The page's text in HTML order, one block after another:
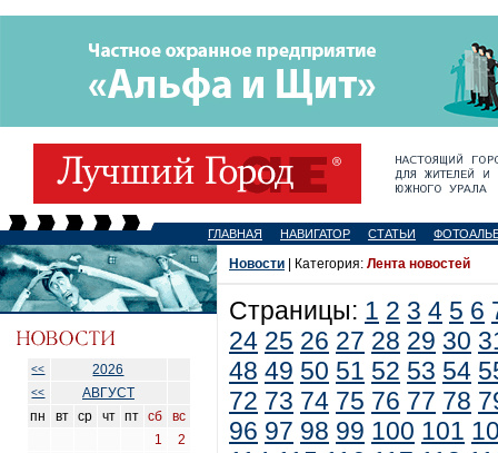
ГЛАВНАЯ НАВИГАТОР СТАТЬИ
<< 2026
<<
АВГУСТ
пн
вт ср чт пт сб
вс
1
2
Новости | Категория: Лента новостей
Страницы: 1 2 3 4 5 6
24 25 26 27 28 29 30
48 49 50 51 52 53 54
72 73 74 75 76 77 78
96 97 98 99 100 101